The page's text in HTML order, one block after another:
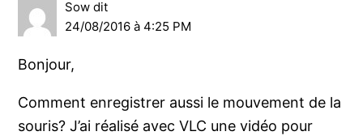
Sow dit
24/08/2016 à 4:25 PM
Bonjour,
Comment enregistrer aussi le mouvement de la
souris? J’ai réalisé avec VLC une vidéo pour